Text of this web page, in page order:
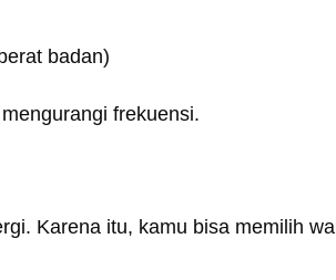
badan)
frekuensi.
Karena itu, kamu bisa memilih